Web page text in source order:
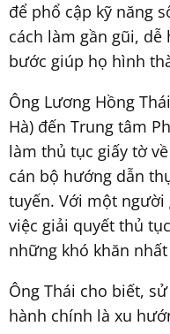
để phổ cập kỹ năng
cách làm gần gũi,
bước giúp họ hình
Ông Lương Hồng
Hà) đến Trung tâm
làm thủ tục giấy tờ
cán bộ hướng dẫn
tuyến. Với một người
việc giải quyết thủ
những khó khăn
Ông Thái cho biết,
hành chính là xu